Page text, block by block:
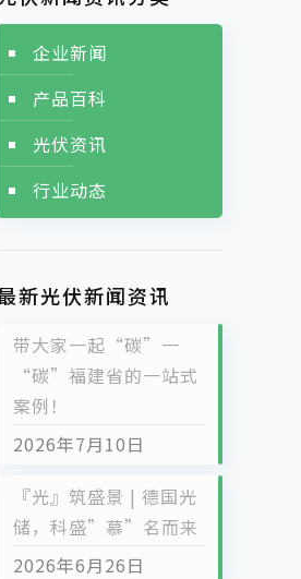
企业新闻
产品百科
光伏资讯
行业动态
新光伏新闻资讯
带大家一起“碳”一
“碳”福建省的一站式
案例！
2026年7月10日
『光』筑盛景 | 德国光
储，科盛”慕”名而来
2026年6月26日